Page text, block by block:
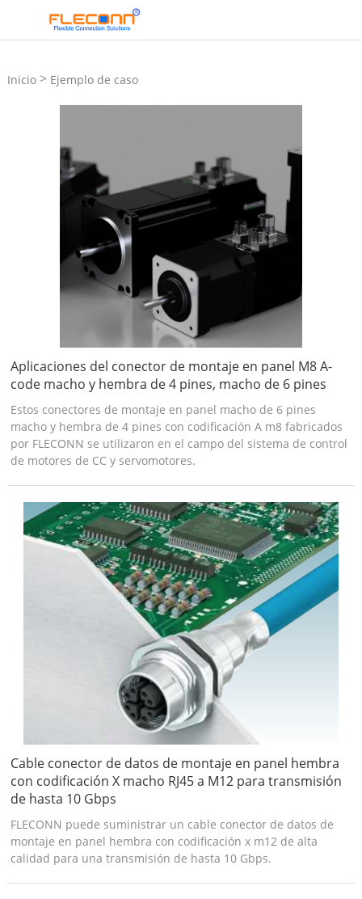
Inicio> Ejemplo de caso
Aplicaciones del conector de montaje en panel M8 A-
code macho y hembra de 4 pines, macho de 6 pines
Estos conectores de montaje en panel macho de 6 pines
macho y hembra de 4 pines con codificación A m8 fabricados
por FLECONN se utilizaron en el campo del sistema de control
de motores de CC y servomotores.
Cable conector de datos de montaje en panel hembra
con codificación X macho RJ45 a M12 para transmisión
de hasta 10 Gbps
FLECONN puede suministrar un cable conector de datos de
montaje en panel hembra con codificación x m12 de alta
calidad para una transmisión de hasta 10 Gbps.